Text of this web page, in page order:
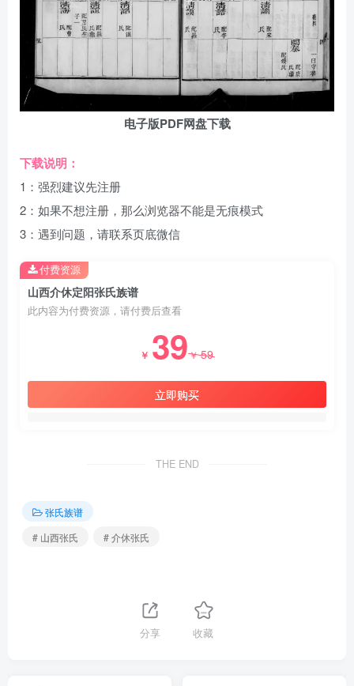
电子版PDF网盘下载
下载说明：
1：强烈建议先注册
2：如果不想注册，那么浏览器不能是无痕模式
3：遇到问题，请联系页底微信
山西介休定阳张氏族谱
此内容为付费资源，请付费后查看
￥ 39￥59
立即购买
付费资源
THE END
张氏族谱
# 山西张氏
# 介休张氏
分享 收藏